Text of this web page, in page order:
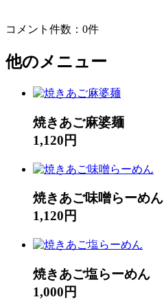
コメント件数：0件
他のメニュー
焼きあご麻婆麺
1,120円
焼きあご味噌らーめん
1,120円
焼きあご塩らーめん
1,000円